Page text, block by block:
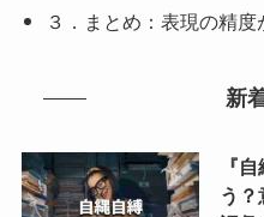
３．まとめ：表現の精
新
『
う